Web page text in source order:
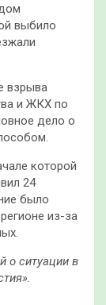
выбило
взрыва
и ЖКХ по
дело о
которой
24
было
из-за
о ситуации в